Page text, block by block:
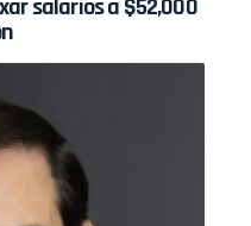
salarios a $52,000